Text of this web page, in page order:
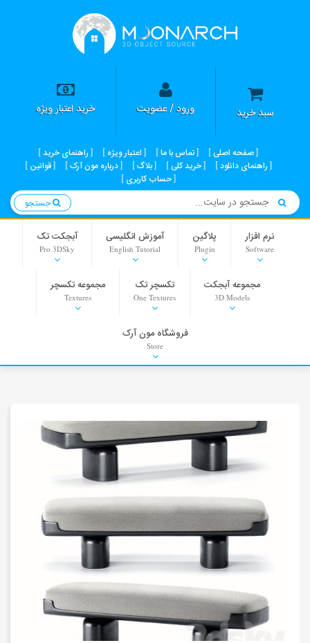
سبد خرید ورود / عضویت خرید اعتبار ویژه
صفحه اصلی تماس با ما اعتبار ویژه
راهنمای خرید
راهنمای دانلود
خرید کلی بلاگ درباره مون آرک
قوانین
حساب کاربری
نرم افزار
Software
پلاگین
Plugin
آموزش انگلیسی
English Tutorial
آبجکت تک
Pro 3DSky
مجموعه آبجکت
3D Models
تکسچر تک
One Textures
مجموعه تکسچر
Textures
PNG-PSD
فروشگاه مون آرک
Store